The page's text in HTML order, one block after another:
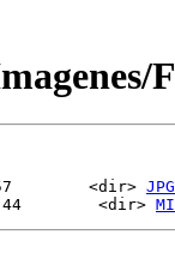
<dir> JPG
<dir>